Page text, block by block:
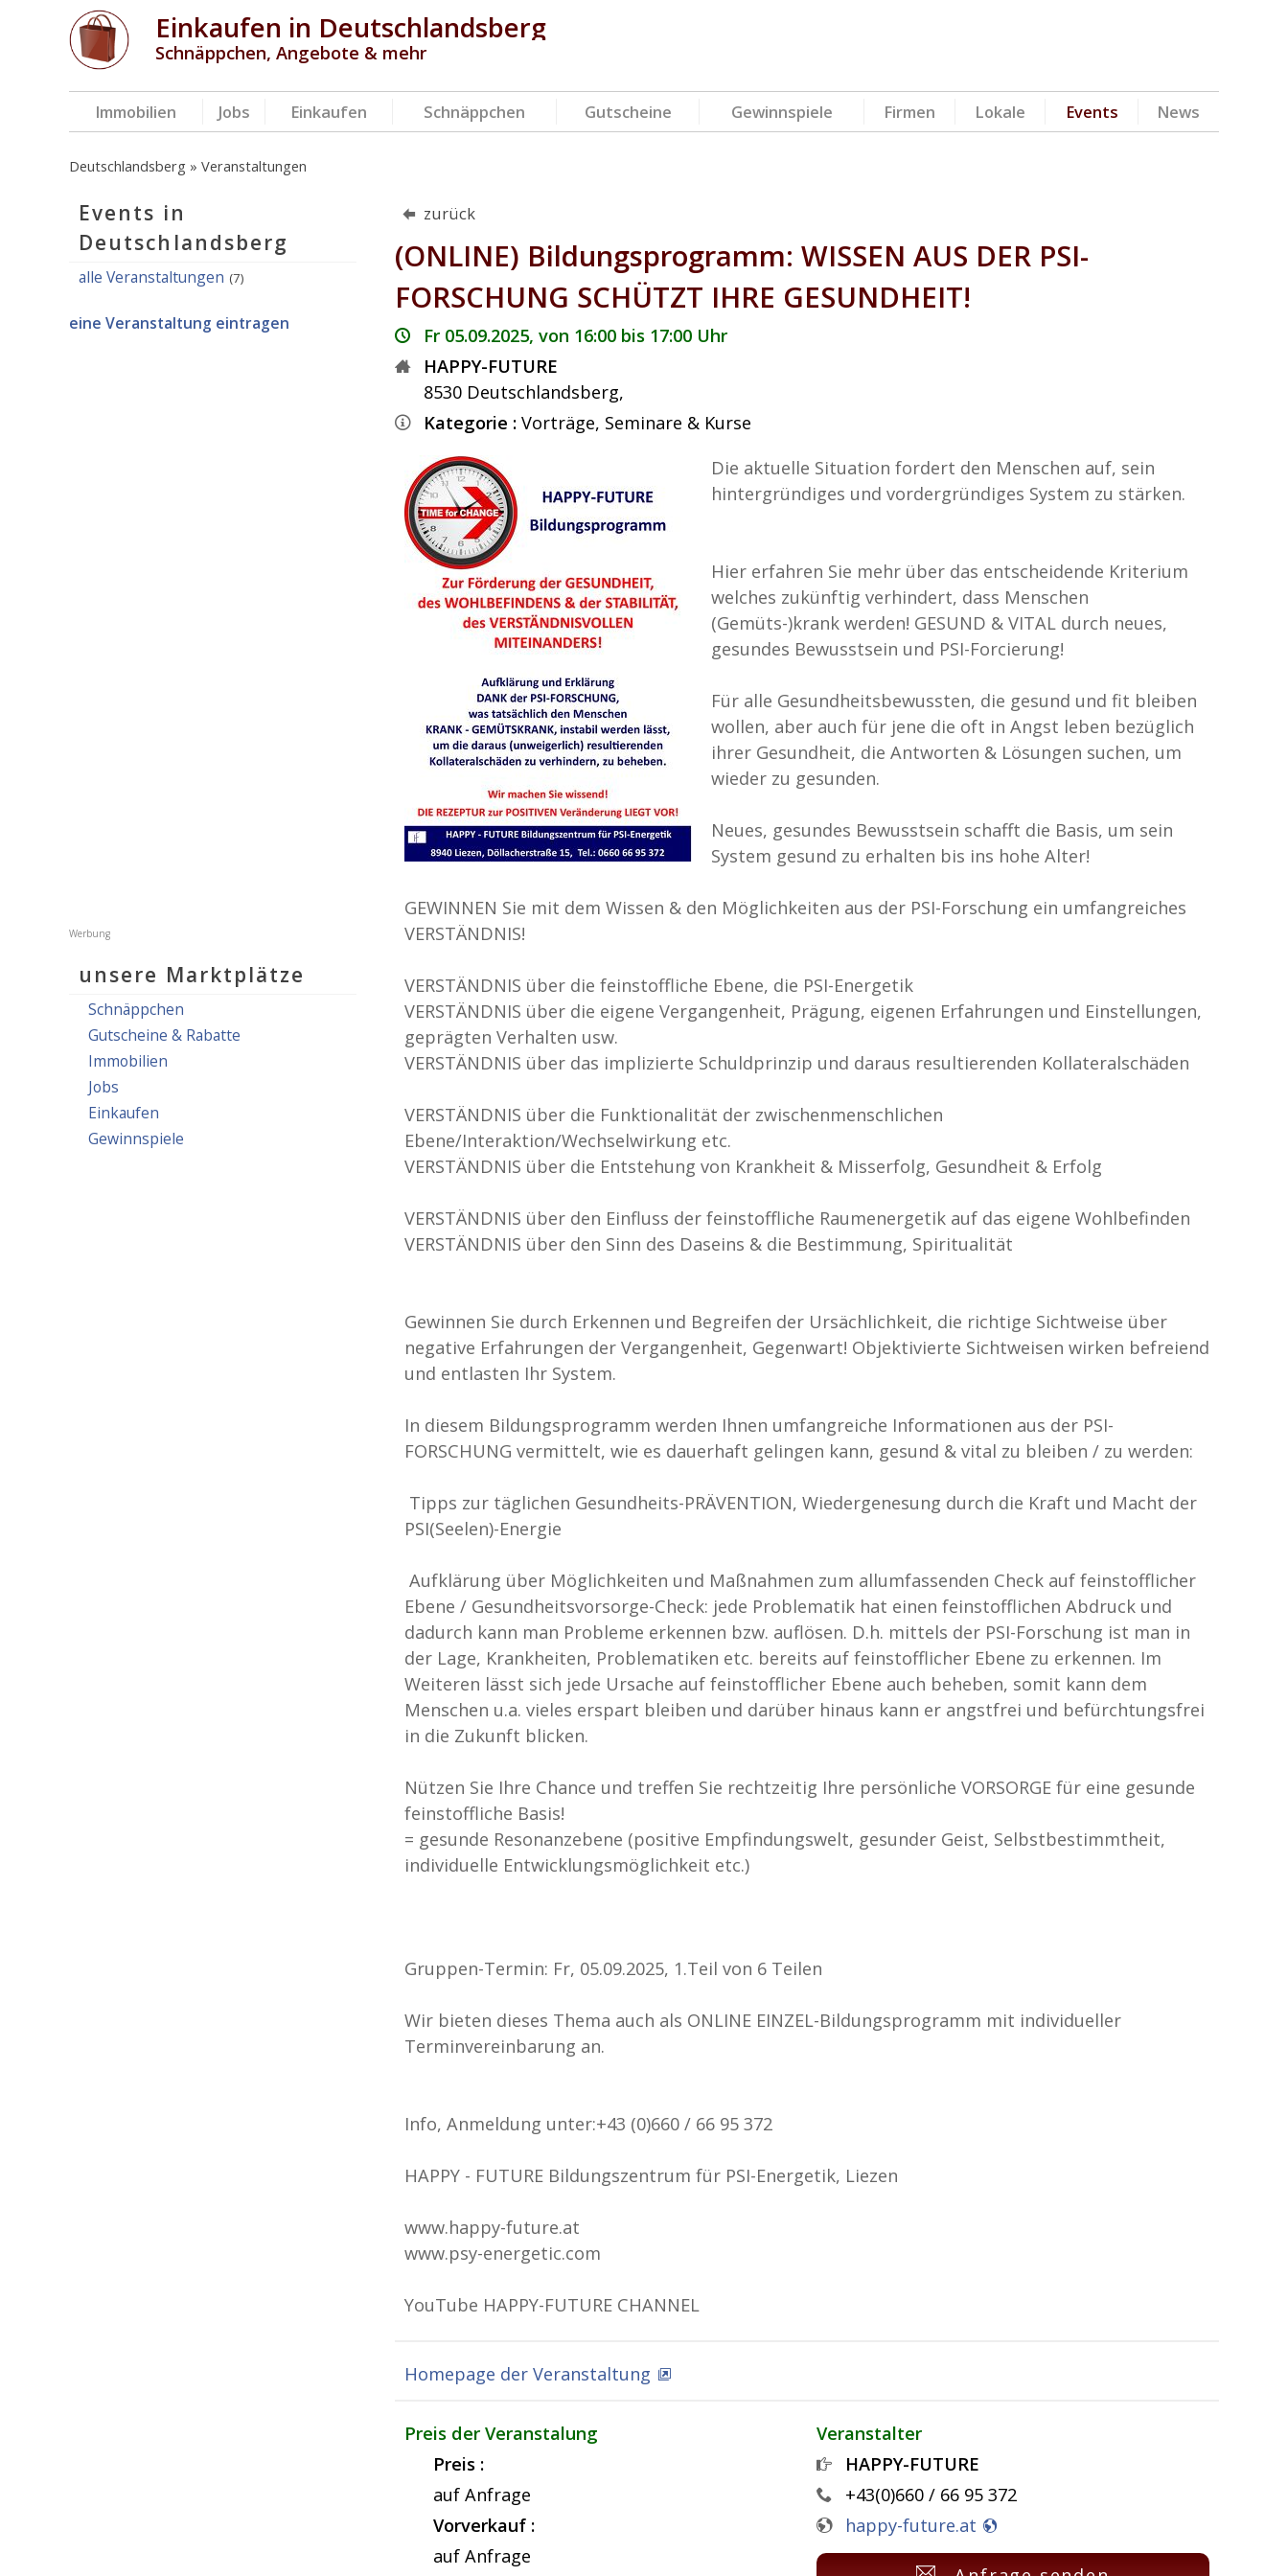
Einkaufen in Deutschlandsberg
Schnäppchen, Angebote & mehr
Immobilien Jobs Einkaufen Schnäppchen Gutscheine Gewinnspiele Firmen Lokale Events News
Deutschlandsberg Veranstaltungen
zurück
(ONLINE) Bildungsprogramm: WISSEN AUS DER PSI-
FORSCHUNG SCHÜTZT IHRE GESUNDHEIT!
Fr 05.09.2025, von 16:00 bis 17:00 Uhr
HAPPY-FUTURE
8530 Deutschlandsberg,
Kategorie : Vorträge, Seminare & Kurse
Die aktuelle Situation fordert den Menschen auf, sein
hintergründiges und vordergründiges System zu stärken.
Hier erfahren Sie mehr über das entscheidende Kriterium
welches zukünftig verhindert, dass Menschen
(Gemüts-)krank werden! GESUND & VITAL durch neues,
gesundes Bewusstsein und PSI-Forcierung!
Für alle Gesundheitsbewussten, die gesund und fit bleiben
wollen, aber auch für jene die oft in Angst leben bezüglich
ihrer Gesundheit, die Antworten & Lösungen suchen, um
wieder zu gesunden.
Neues, gesundes Bewusstsein schafft die Basis, um sein
System gesund zu erhalten bis ins hohe Alter!
GEWINNEN Sie mit dem Wissen & den Möglichkeiten aus der PSI-Forschung ein umfangreiches
VERSTÄNDNIS!
VERSTÄNDNIS über die feinstoffliche Ebene, die PSI-Energetik
VERSTÄNDNIS über die eigene Vergangenheit, Prägung, eigenen Erfahrungen und Einstellungen,
geprägten Verhalten usw.
VERSTÄNDNIS über das implizierte Schuldprinzip und daraus resultierenden Kollateralschäden
VERSTÄNDNIS über die Funktionalität der zwischenmenschlichen
Ebene/Interaktion/Wechselwirkung etc.
VERSTÄNDNIS über die Entstehung von Krankheit & Misserfolg, Gesundheit & Erfolg
VERSTÄNDNIS über den Einfluss der feinstoffliche Raumenergetik auf das eigene Wohlbefinden
VERSTÄNDNIS über den Sinn des Daseins & die Bestimmung, Spiritualität
Gewinnen Sie durch Erkennen und Begreifen der Ursächlichkeit, die richtige Sichtweise über
negative Erfahrungen der Vergangenheit, Gegenwart! Objektivierte Sichtweisen wirken befreiend
und entlasten Ihr System.
In diesem Bildungsprogramm werden Ihnen umfangreiche Informationen aus der PSI-
FORSCHUNG vermittelt, wie es dauerhaft gelingen kann, gesund & vital zu bleiben / zu werden:
 Tipps zur täglichen Gesundheits-PRÄVENTION, Wiedergenesung durch die Kraft und Macht der
PSI(Seelen)-Energie
 Aufklärung über Möglichkeiten und Maßnahmen zum allumfassenden Check auf feinstofflicher
Ebene / Gesundheitsvorsorge-Check: jede Problematik hat einen feinstofflichen Abdruck und
dadurch kann man Probleme erkennen bzw. auflösen. D.h. mittels der PSI-Forschung ist man in
der Lage, Krankheiten, Problematiken etc. bereits auf feinstofflicher Ebene zu erkennen. Im
Weiteren lässt sich jede Ursache auf feinstofflicher Ebene auch beheben, somit kann dem
Menschen u.a. vieles erspart bleiben und darüber hinaus kann er angstfrei und befürchtungsfrei
in die Zukunft blicken.
Nützen Sie Ihre Chance und treffen Sie rechtzeitig Ihre persönliche VORSORGE für eine gesunde
feinstoffliche Basis!
= gesunde Resonanzebene (positive Empfindungswelt, gesunder Geist, Selbstbestimmtheit,
individuelle Entwicklungsmöglichkeit etc.)
Gruppen-Termin: Fr, 05.09.2025, 1.Teil von 6 Teilen
Wir bieten dieses Thema auch als ONLINE EINZEL-Bildungsprogramm mit individueller
Terminvereinbarung an.
Info, Anmeldung unter:+43 (0)660 / 66 95 372
HAPPY - FUTURE Bildungszentrum für PSI-Energetik, Liezen
www.happy-future.at
www.psy-energetic.com
YouTube HAPPY-FUTURE CHANNEL
Homepage der Veranstaltung
Preis der Veranstalung
Preis :
auf Anfrage
Vorverkauf :
auf Anfrage
Veranstalter
HAPPY-FUTURE
+43(0)660 / 66 95 372
happy-future.at
Events in
Deutschlandsberg
alle Veranstaltungen (7)
eine Veranstaltung eintragen
unsere Marktplätze
Schnäppchen
Gutscheine & Rabatte
Immobilien
Jobs
Einkaufen
Gewinnspiele